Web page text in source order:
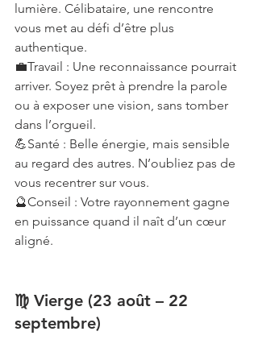
lumière. Célibataire, une rencontre
vous met au défi d’être plus
authentique.
💼Travail : Une reconnaissance pourrait
arriver. Soyez prêt à prendre la parole
ou à exposer une vision, sans tomber
dans l’orgueil.
💪Santé : Belle énergie, mais sensible
au regard des autres. N’oubliez pas de
vous recentrer sur vous.
🔮Conseil : Votre rayonnement gagne
en puissance quand il naît d’un cœur
aligné.
♍ Vierge (23 août – 22
septembre)